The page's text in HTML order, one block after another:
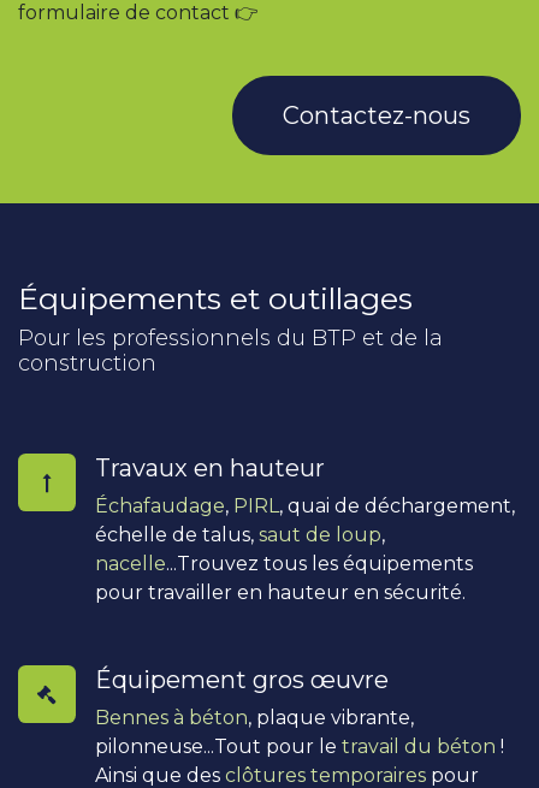
formulaire de contact 👉
Contactez-nous
Équipements et outillages
Pour les professionnels du BTP et de la
construction
Travaux en hauteur
Échafaudage, PIRL, quai de déchargement,
échelle de talus, saut de loup,
nacelle...Trouvez tous les équipements
pour travailler en hauteur en sécurité.
Équipement gros œuvre
Bennes à béton, plaque vibrante,
pilonneuse...Tout pour le travail du béton !
Ainsi que des clôtures temporaires pour